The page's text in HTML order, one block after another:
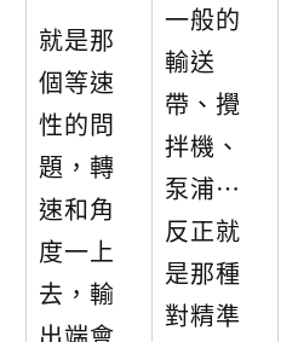
就是那
個等速
性的問
題，轉
速和角
度一上
去，輸
一般的
輸送
帶、攪
拌機、
泵浦…
反正就
是那種
對精準